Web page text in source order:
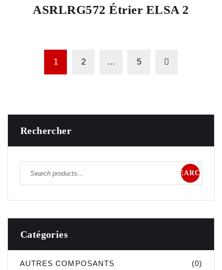
ASRLRG572 Étrier ELSA 2
1 2 … 5
Rechercher
SEARCH
Catégories
AUTRES COMPOSANTS (0)